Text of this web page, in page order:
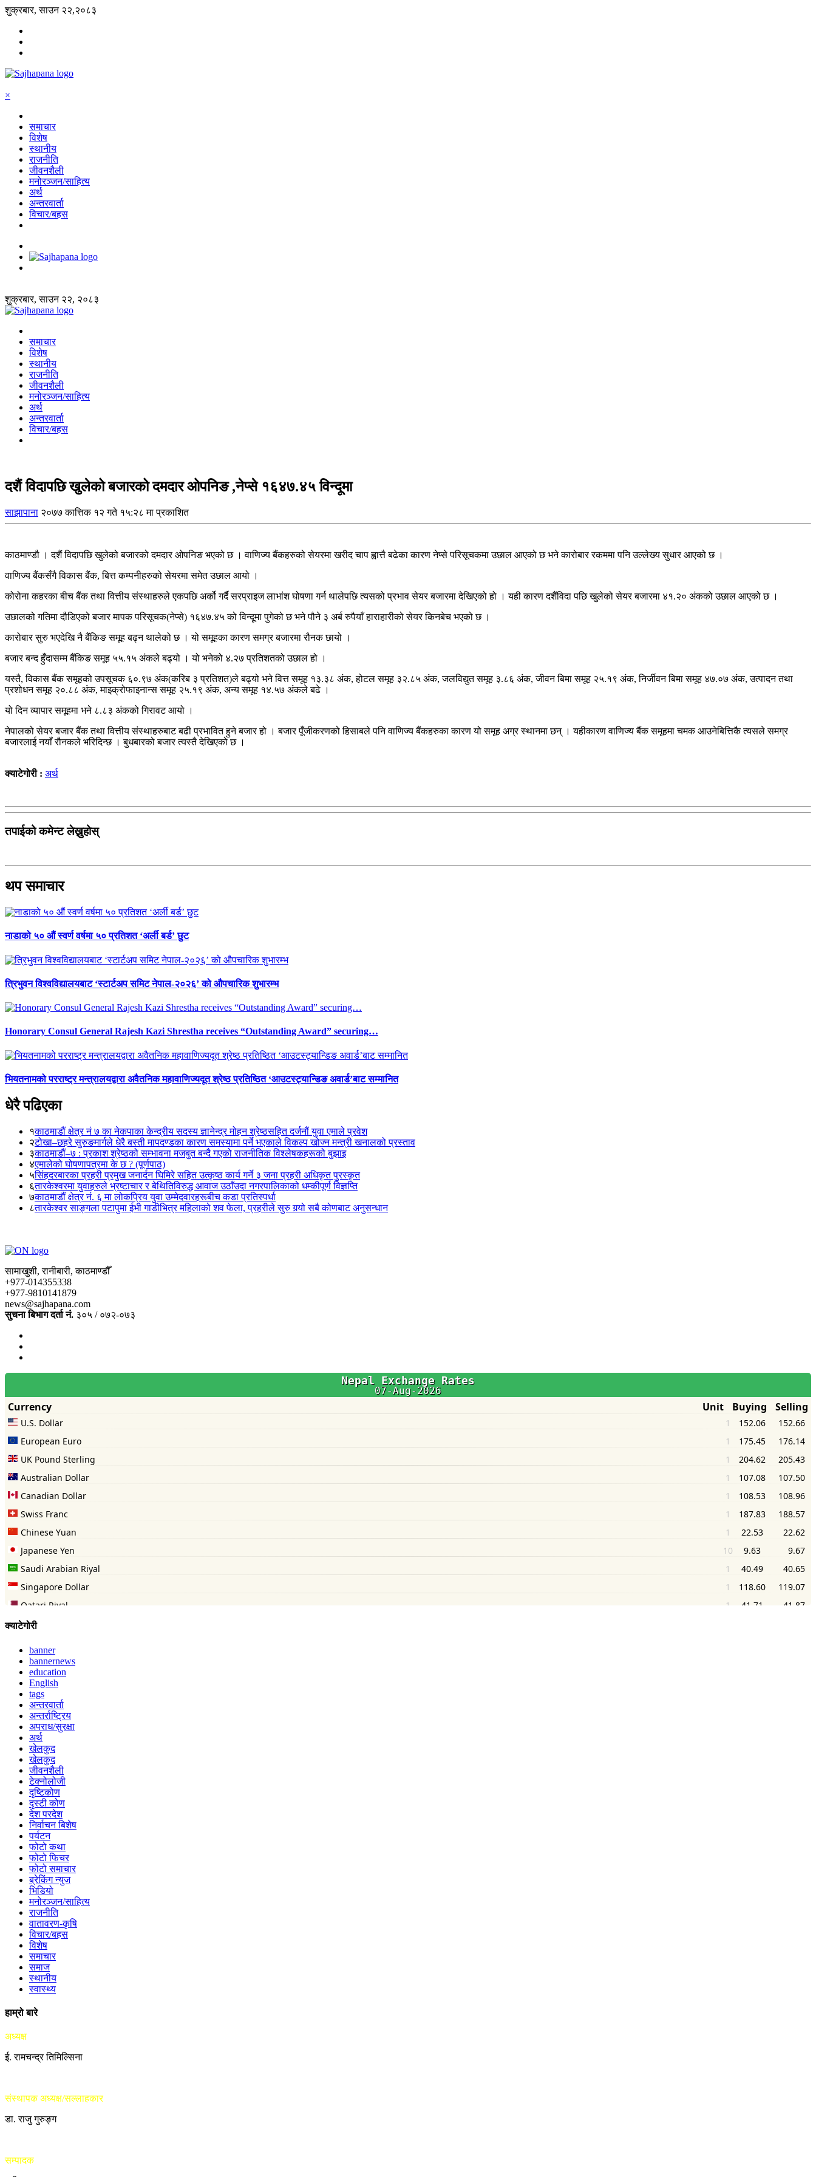
शुक्रबार, साउन २२,२०८३
×
समाचार
विशेष
स्थानीय
राजनीति
जीवनशैली
मनोरञ्जन/साहित्य
अर्थ
अन्तरवार्ता
विचार/बहस
शुक्रबार, साउन २२, २०८३
समाचार
विशेष
स्थानीय
राजनीति
जीवनशैली
मनोरञ्जन/साहित्य
अर्थ
अन्तरवार्ता
विचार/बहस
दशैं विदापछि खुलेको बजारको दमदार ओपनिङ ,नेप्से १६४७.४५ विन्दूमा
साझापाना २०७७ कात्तिक १२ गते १५:२८ मा प्रकाशित
काठमाण्डौ । दशैं विदापछि खुलेको बजारको दमदार ओपनिङ भएको छ । वाणिज्य बैंकहरुको सेयरमा खरीद चाप ह्वात्तै बढेका कारण नेप्से परिसूचकमा उछाल आएको छ भने कारोबार रकममा पनि उल्लेख्य सुधार आएको छ ।
वाणिज्य बैंकसँगै विकास बैंक, बित्त कम्पनीहरुको सेयरमा समेत उछाल आयो ।
कोरोना कहरका बीच बैंक तथा वित्तीय संस्थाहरुले एकपछि अर्को गर्दै सरप्राइज लाभांश घोषणा गर्न थालेपछि त्यसको प्रभाव सेयर बजारमा देखिएको हो । यही कारण दशैंविदा पछि खुलेको सेयर बजारमा ४१.२० अंकको उछाल आएको छ ।
उछालको गतिमा दौडिएको बजार मापक परिसूचक(नेप्से) १६४७.४५ को विन्दूमा पुगेको छ भने पौने ३ अर्ब रुपैयाँ हाराहारीको सेयर किनबेच भएको छ ।
कारोबार सुरु भएदेखि नै बैंकिङ समूह बढ्न थालेको छ । यो समूहका कारण समग्र बजारमा रौनक छायो ।
बजार बन्द हुँदासम्म बैंकिङ समूह ५५.१५ अंकले बढ्यो । यो भनेको ४.२७ प्रतिशतको उछाल हो ।
यस्तै, विकास बैंक समूहको उपसूचक ६०.९७ अंक(करिब ३ प्रतिशत)ले बढ्यो भने वित्त समूह १३.३८ अंक, होटल समूह ३२.८५ अंक, जलविद्युत समूह ३.८६ अंक, जीवन बिमा समूह २५.१९ अंक, निर्जीवन बिमा समूह ४७.०७ अंक, उत्पादन तथा
प्रशोधन समूह २०.८८ अंक, माइक्रोफाइनान्स समूह २५.१९ अंक, अन्य समूह १४.५७ अंकले बढे ।
यो दिन व्यापार समूहमा भने ८.८३ अंकको गिरावट आयो ।
नेपालको सेयर बजार बैंक तथा वित्तीय संस्थाहरुबाट बढी प्रभावित हुने बजार हो । बजार पूँजीकरणको हिसाबले पनि वाणिज्य बैंकहरुका कारण यो समूह अग्र स्थानमा छन् । यहीकारण वाणिज्य बैंक समूहमा चमक आउनेबित्तिकै त्यसले समग्र
बजारलाई नयाँ रौनकले भरिदिन्छ । बुधबारको बजार त्यस्तै देखिएको छ ।
क्याटेगोरी : अर्थ
तपाईको कमेन्ट लेख्नुहोस्
थप समाचार
नाडाको ५० औं स्वर्ण वर्षमा ५० प्रतिशत ‘अर्ली बर्ड’ छुट
त्रिभुवन विश्वविद्यालयबाट ‘स्टार्टअप समिट नेपाल-२०२६’ को औपचारिक शुभारम्भ
Honorary Consul General Rajesh Kazi Shrestha receives “Outstanding Award” securing…
भियतनामको परराष्ट्र मन्त्रालयद्वारा अवैतनिक महावाणिज्यदूत श्रेष्ठ प्रतिष्ठित ‘आउटस्ट्यान्डिङ अवार्ड’बाट सम्मानित
धेरै पढिएका
१काठमाडौं क्षेत्र नं ७ का नेकपाका केन्द्रीय सदस्य ज्ञानेन्द्र मोहन श्रेष्ठसहित दर्जनौं युवा एमाले प्रवेश
२टोखा–छहरे सुरुङमार्गले धेरै बस्ती मापदण्डका कारण समस्यामा पर्ने भएकाले विकल्प खोज्न मन्त्री खनालको प्रस्ताव
३काठमाडौं–७ : प्रकाश श्रेष्ठको सम्भावना मजबुत बन्दै गएको राजनीतिक विश्लेषकहरूको बुझाइ
४एमालेको घोषणापत्रमा के छ ? (पूर्णपाठ)
५सिंहदरबारका प्रहरी प्रमुख जनार्दन घिमिरे सहित उत्कृष्ठ कार्य गर्ने ३ जना प्रहरी अधिकृत पुरस्कृत
६तारकेश्वरमा युवाहरुले भ्रष्टाचार र बेथितिविरुद्ध आवाज उठाँउदा नगरपालिकाको धम्कीपूर्ण विज्ञप्ति
७काठमाडौं क्षेत्र नं. ६ मा लोकप्रिय युवा उम्मेदवारहरूबीच कडा प्रतिस्पर्धा
८तारकेश्वर साङ्गला पटापुमा ईभी गाडीभित्र महिलाको शव फेला, प्रहरीले सुरु गर्‍यो सबै कोणबाट अनुसन्धान
सामाखुशी, रानीबारी, काठमाण्डौँ
+977-014355338
+977-9810141879
news@sajhapana.com
सुचना बिभाग दर्ता नं. ३०५ / ०७२-०७३
क्याटेगोरी
banner
bannernews
education
English
tags
अन्तरवार्ता
अन्तर्राष्ट्रिय
अपराध/सुरक्षा
अर्थ
खेलकुद
खेलकुद
जीवनशैली
टेक्नोलोजी
दृष्टिकोण
दृस्टी कोण
देश परदेश
निर्वाचन बिशेष
पर्यटन
फोटो कथा
फोटो फिचर
फोटो समाचार
ब्रेकिंग न्युज
भिडियो
मनोरञ्जन/साहित्य
राजनीति
वातावरण-कृषि
विचार/बहस
विशेष
समाचार
समाज
स्थानीय
स्वास्थ्य
हाम्रो बारे
अध्यक्ष
ई. रामचन्द्र तिमिल्सिना
संस्थापक अध्यक्ष/सल्लाहकार
डा. राजु गुरुङ्ग
सम्पादक